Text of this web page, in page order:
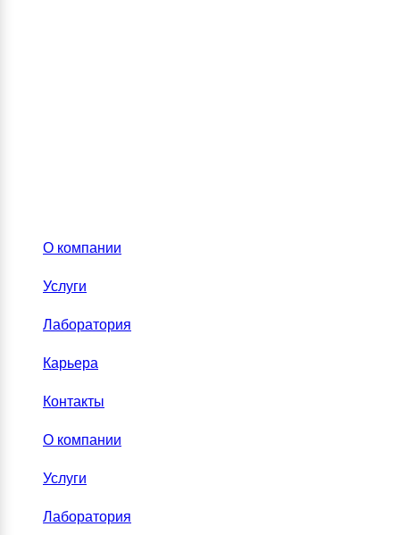
О компании
Услуги
Лаборатория
Карьера
Контакты
О компании
Услуги
Лаборатория